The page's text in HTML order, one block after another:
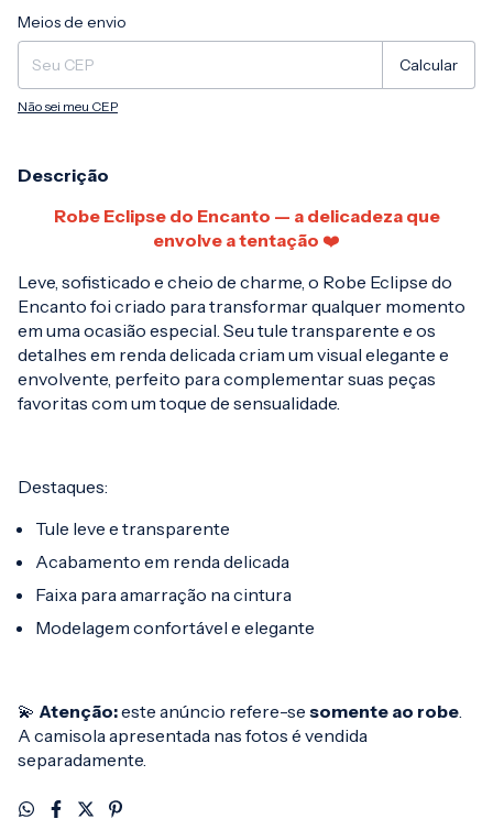
Entregas para o CEP:
Meios de envio
Calcular
Não sei meu CEP
Descrição
Robe Eclipse do Encanto — a delicadeza que
envolve a tentação ❤️
Leve, sofisticado e cheio de charme, o Robe Eclipse do
Encanto foi criado para transformar qualquer momento
em uma ocasião especial. Seu tule transparente e os
detalhes em renda delicada criam um visual elegante e
envolvente, perfeito para complementar suas peças
favoritas com um toque de sensualidade.
Destaques:
Tule leve e transparente
Acabamento em renda delicada
Faixa para amarração na cintura
Modelagem confortável e elegante
💫 Atenção:este anúncio refere-se somente ao robe.
A camisola apresentada nas fotos é vendida
separadamente.